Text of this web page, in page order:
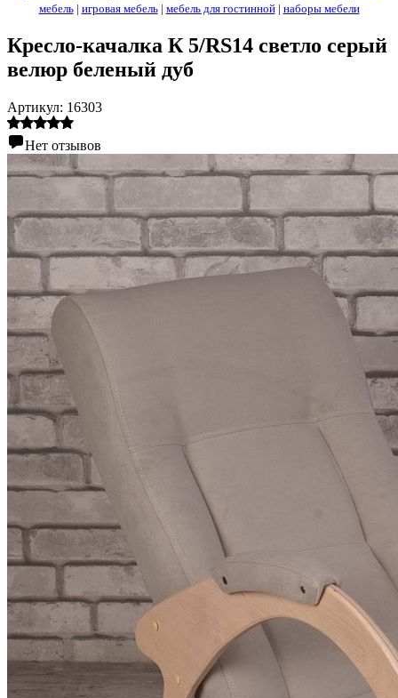
мебель| игровая мебель| мебель для гостинной| наборы мебели
Кресло-качалка К 5/RS14 светло серый
велюр беленый дуб
Артикул: 16303
Нет отзывов